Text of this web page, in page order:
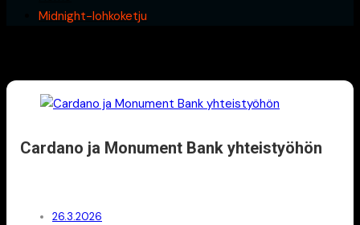
Midnight-lohkoketju
Cardano ja Monument Bank yhteistyöhön
26.3.2026